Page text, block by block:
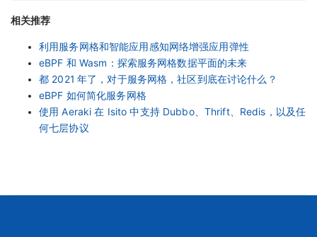
相关推荐
利用服务网格和智能应用感知网络增强应用弹性
eBPF 和 Wasm：探索服务网格数据平面的未来
都 2021 年了，对于服务网格，社区到底在讨论什么？
eBPF 如何简化服务网格
使用 Aeraki 在 Isito 中支持 Dubbo、Thrift、Redis，以及任
何七层协议